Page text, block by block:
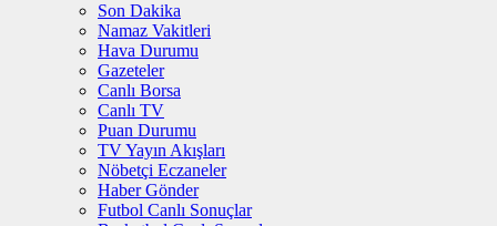
Son Dakika
Namaz Vakitleri
Hava Durumu
Gazeteler
Canlı Borsa
Canlı TV
Puan Durumu
TV Yayın Akışları
Nöbetçi Eczaneler
Haber Gönder
Futbol Canlı Sonuçlar